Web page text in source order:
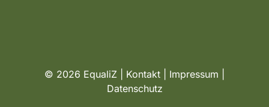
© 2026 EqualiZ | Kontakt Impressum
Datenschutz